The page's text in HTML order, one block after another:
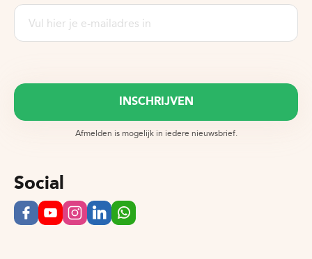
Afmelden is mogelijk in iedere nieuwsbrief.
Social